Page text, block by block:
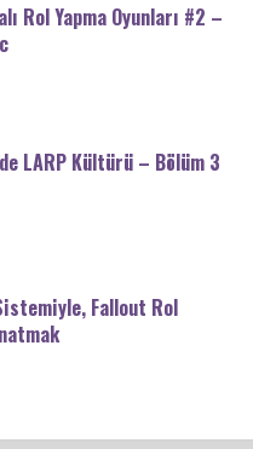
Rol Yapma Oyunları #2 –
LARP Kültürü – Bölüm 3
Fallout Rol